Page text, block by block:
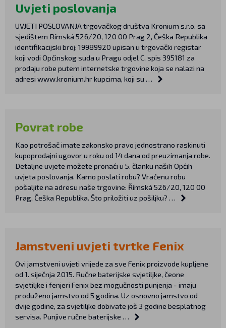
Uvjeti poslovanja
UVJETI POSLOVANJA trgovačkog društva Kronium s.r.o. sa
sjedištem Rímská 526/20, 120 00 Prag 2, Češka Republika
identifikacijski broj: 19989920 upisan u trgovački registar
koji vodi Općinskog suda u Pragu odjel C, spis 395181 za
prodaju robe putem internetske trgovine koja se nalazi na
adresi www.kronium.hr kupcima, koji su …
Povrat robe
Kao potrošač imate zakonsko pravo jednostrano raskinuti
kupoprodajni ugovor u roku od 14 dana od preuzimanja robe.
Detaljne uvjete možete pronaći u 5. članku naših Općih
uvjeta poslovanja. Kamo poslati robu? Vraćenu robu
pošaljite na adresu naše trgovine: Římská 526/20, 120 00
Prag, Češka Republika. Što priložiti uz pošiljku? …
Jamstveni uvjeti tvrtke Fenix
Ovi jamstveni uvjeti vrijede za sve Fenix proizvode kupljene
od 1. siječnja 2015. Ručne baterijske svjetiljke, čeone
svjetiljke i fenjeri Fenix bez mogučnosti punjenja - imaju
produženo jamstvo od 5 godina. Uz osnovno jamstvo od
dvije godine, za svjetiljke dobivate još 3 godine besplatnog
servisa. Punjive ručne baterijske …